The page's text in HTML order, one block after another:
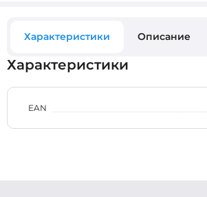
Характеристики Описание
Характеристики
EAN